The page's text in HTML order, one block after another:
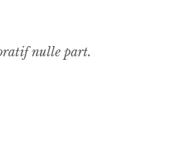
nulle part.